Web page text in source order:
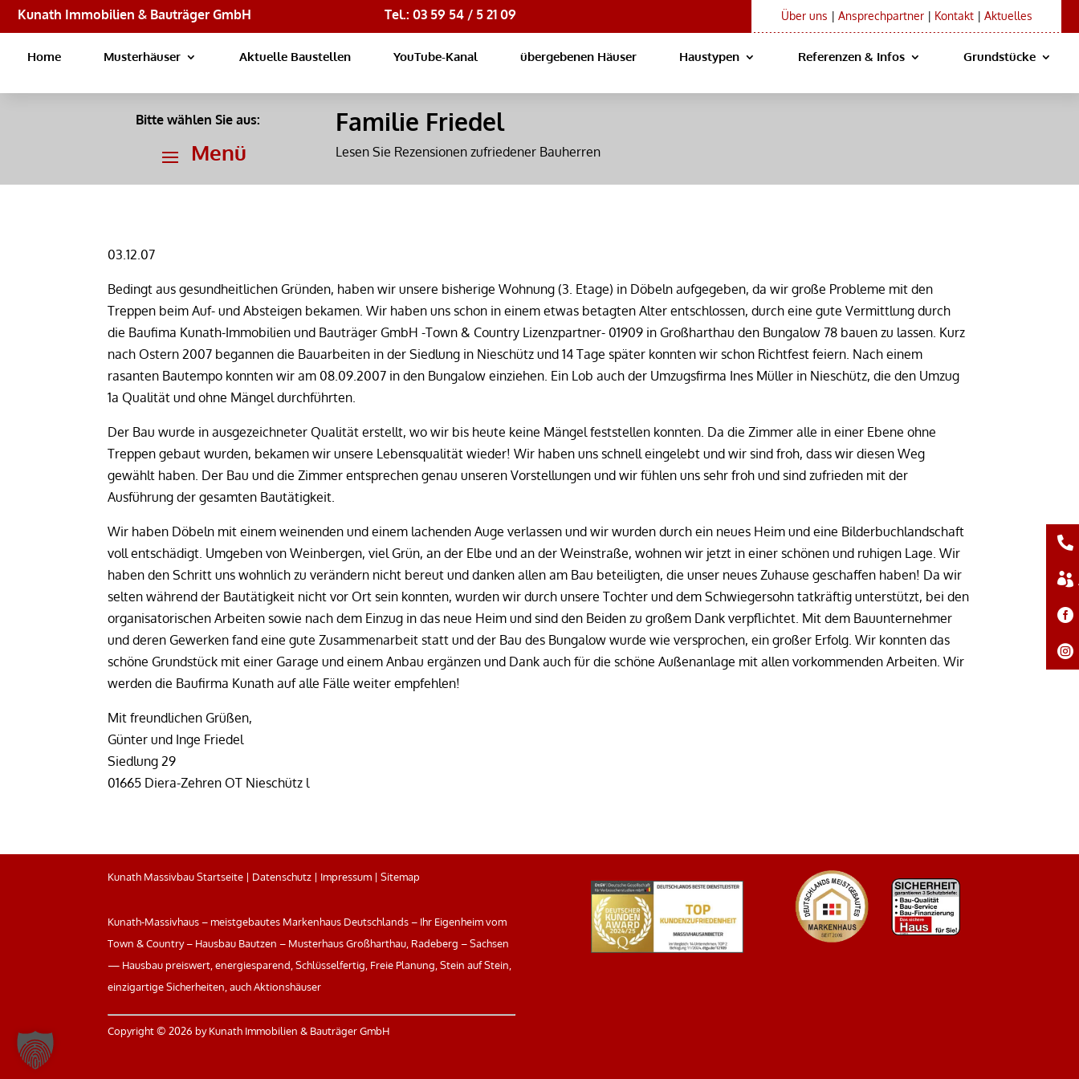
Kunath Immobilien & Bauträger GmbH Tel.: 03 59 54 / 5 21 09 Über uns | Ansprechpartner| Kontakt| Aktuelles
Home Musterhäuser Aktuelle Baustellen YouTube-Kanal übergebenen Häuser Haustypen Referenzen & Infos Grundstücke
Bitte wählen Sie aus: Familie Friedel
Lesen Sie Rezensionen zufriedener Bauherren
03.12.07
Bedingt aus gesundheitlichen Gründen, haben wir unsere bisherige Wohnung (3. Etage) in Döbeln aufgegeben, da wir große Probleme mit den
Treppen beim Auf- und Absteigen bekamen. Wir haben uns schon in einem etwas betagten Alter entschlossen, durch eine gute Vermittlung durch
die Baufima Kunath-Immobilien und Bauträger GmbH -Town & Country Lizenzpartner- 01909 in Großharthau den Bungalow 78 bauen zu lassen. Kurz
nach Ostern 2007 begannen die Bauarbeiten in der Siedlung in Nieschütz und 14 Tage später konnten wir schon Richtfest feiern. Nach einem
rasanten Bautempo konnten wir am 08.09.2007 in den Bungalow einziehen. Ein Lob auch der Umzugsfirma Ines Müller in Nieschütz, die den Umzug
1a Qualität und ohne Mängel durchführten.
Der Bau wurde in ausgezeichneter Qualität erstellt, wo wir bis heute keine Mängel feststellen konnten. Da die Zimmer alle in einer Ebene ohne
Treppen gebaut wurden, bekamen wir unsere Lebensqualität wieder! Wir haben uns schnell eingelebt und wir sind froh, dass wir diesen Weg
gewählt haben. Der Bau und die Zimmer entsprechen genau unseren Vorstellungen und wir fühlen uns sehr froh und sind zufrieden mit der
Ausführung der gesamten Bautätigkeit.
Wir haben Döbeln mit einem weinenden und einem lachenden Auge verlassen und wir wurden durch ein neues Heim und eine Bilderbuchlandschaft
voll entschädigt. Umgeben von Weinbergen, viel Grün, an der Elbe und an der Weinstraße, wohnen wir jetzt in einer schönen und ruhigen Lage. Wir
haben den Schritt uns wohnlich zu verändern nicht bereut und danken allen am Bau beteiligten, die unser neues Zuhause geschaffen haben! Da wir
selten während der Bautätigkeit nicht vor Ort sein konnten, wurden wir durch unsere Tochter und dem Schwiegersohn tatkräftig unterstützt, bei den
organisatorischen Arbeiten sowie nach dem Einzug in das neue Heim und sind den Beiden zu großem Dank verpflichtet. Mit dem Bauunternehmer
und deren Gewerken fand eine gute Zusammenarbeit statt und der Bau des Bungalow wurde wie versprochen, ein großer Erfolg. Wir konnten das
schöne Grundstück mit einer Garage und einem Anbau ergänzen und Dank auch für die schöne Außenanlage mit allen vorkommenden Arbeiten. Wir
werden die Baufirma Kunath auf alle Fälle weiter empfehlen!
Mit freundlichen Grüßen,
Günter und Inge Friedel
Siedlung 29
01665 Diera-Zehren OT Nieschütz l
Kunath Massivbau Startseite | Datenschutz | Impressum |Sitemap
Kunath-Massivhaus – meistgebautes Markenhaus Deutschlands – Ihr Eigenheim vom
Town & Country – Hausbau Bautzen – Musterhaus Großharthau, Radeberg – Sachsen
— Hausbau preiswert, energiesparend, Schlüsselfertig, Freie Planung, Stein auf Stein,
einzigartige Sicherheiten, auch Aktionshäuser
Copyright ©2026 by Kunath Immobilien & Bauträger GmbH